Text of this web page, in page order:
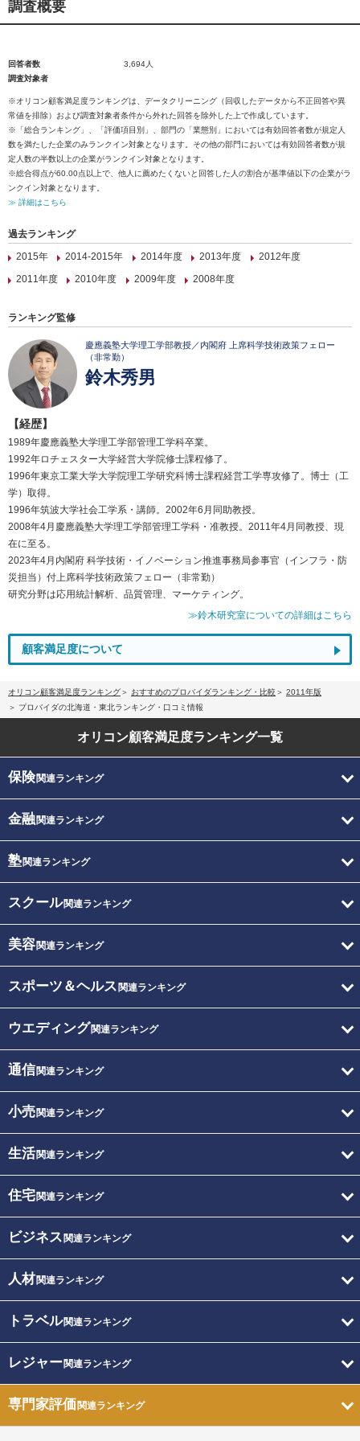
調査概要
回答者数
3,694人
調査対象者
※オリコン顧客満足度ランキングは、データクリーニング（回収したデータから不正回答や異
常値を排除）および調査対象者条件から外れた回答を除外した上で作成しています。
※「総合ランキング」、「評価項目別」、部門の「業態別」においては有効回答者数が規定人
数を満たした企業のみランクイン対象となります。その他の部門においては有効回答者数が規
定人数の半数以上の企業がランクイン対象となります。
※総合得点が60.00点以上で、他人に薦めたくないと回答した人の割合が基準値以下の企業がラ
ンクイン対象となります。
≫ 詳細はこちら
過去ランキング
2015年
2014-2015年 2014年度 2013年度
2012年度
2011年度
2010年度 2009年度 2008年度
ランキング監修
慶應義塾大学理工学部教授／内閣府 上席科学技術政策フェロー
（非常勤）
鈴木秀男
【経歴】
1989年慶應義塾大学理工学部管理工学科卒業。
1992年ロチェスター大学経営大学院修士課程修了。
1996年東京工業大学大学院理工学研究科博士課程経営工学専攻修了。博士（工
学）取得。
1996年筑波大学社会工学系・講師。2002年6月同助教授。
2008年4月慶應義塾大学理工学部管理工学科・准教授。2011年4月同教授、現
在に至る。
2023年4月内閣府 科学技術・イノベーション推進事務局参事官（インフラ・防
災担当）付上席科学技術政策フェロー（非常勤）
研究分野は応用統計解析、品質管理、マーケティング。
≫鈴木研究室についての詳細はこちら
顧客満足度について
オリコン顧客満足度ランキング おすすめのプロバイダランキング・比較
2011年版
プロバイダの北海道・東北ランキング・口コミ情報
オリコン顧客満足度ランキング一覧
保険関連ランキング
金融関連ランキング
塾関連ランキング
スクール関連ランキング
美容関連ランキング
スポーツ＆ヘルス 関連ランキング
ウエディング関連ランキング
通信関連ランキング
小売関連ランキング
生活関連ランキング
住宅関連ランキング
ビジネス 関連ランキング
人材関連ランキング
トラベル関連ランキング
レジャー関連ランキング
専門家評価関連ランキング